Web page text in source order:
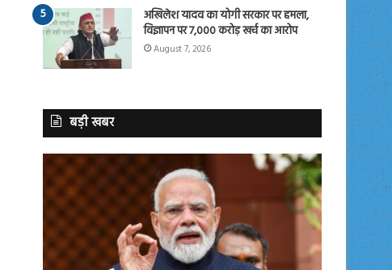
अखिलेश यादव का योगी सरकार पर हमला,
विज्ञापन पर 7,000 करोड़ खर्च का आरोप
August 7, 2026
बड़ी खबर